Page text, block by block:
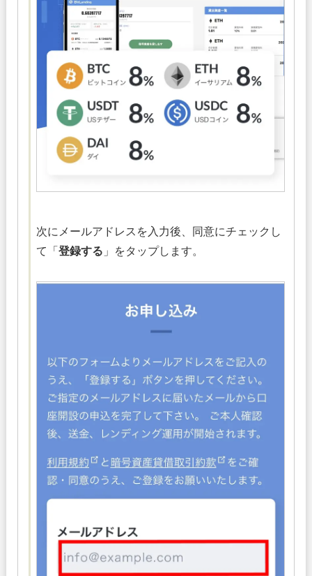
次にメールアドレスを入力後、同意にチェックし
て「 登録する 」をタップします。